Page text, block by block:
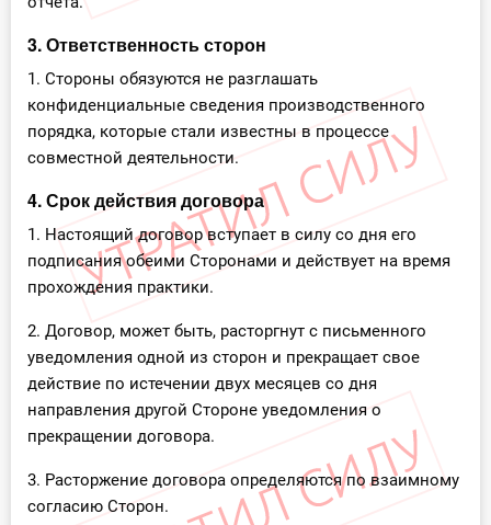
3. Ответственность сторон
1. Стороны обязуются не разглашать
конфиденциальные сведения производственного
порядка, которые стали известны в процессе
совместной деятельности.
4. Срок действия договора
1. Настоящий договор вступает в силу со дня его
подписания обеими Сторонами и действует на время
прохождения практики.
2. Договор, может быть, расторгнут с письменного
уведомления одной из сторон и прекращает свое
действие по истечении двух месяцев со дня
направления другой Стороне уведомления о
прекращении договора.
3. Расторжение договора определяются по взаимному
согласию Сторон.